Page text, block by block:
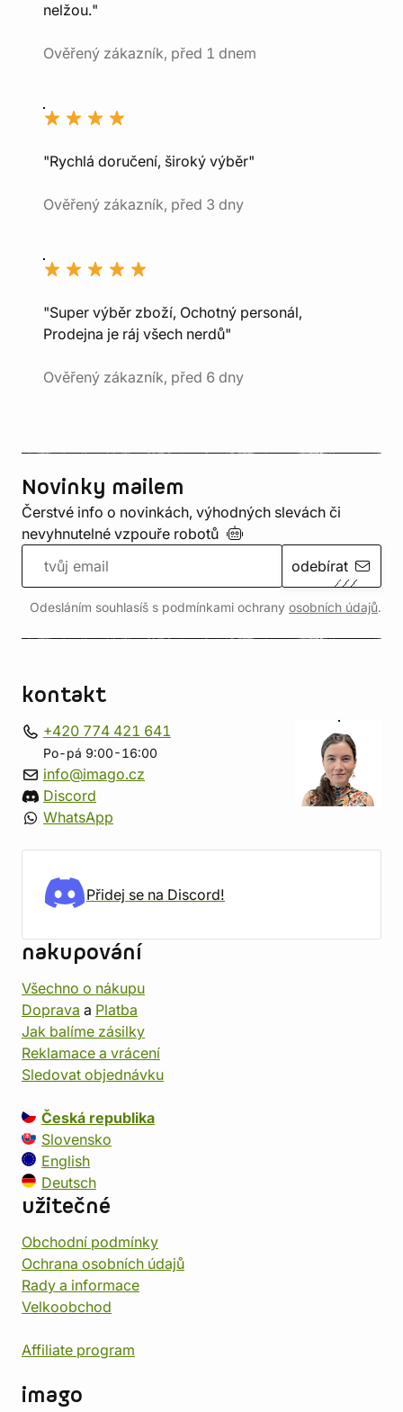
nelžou."
Ověřený zákazník, před 1 dnem
"Rychlá doručení, široký výběr"
Ověřený zákazník, před 3 dny
"Super výběr zboží, Ochotný personál,
Prodejna je ráj všech nerdů"
Ověřený zákazník, před 6 dny
Novinky mailem
Čerstvé info o novinkách, výhodných slevách či
nevyhnutelné vzpouře robotů
odebírat
Odesláním souhlasíš s podmínkami ochrany osobních údajů.
kontakt
+420 774 421 641
Po-pá 9:00-16:00
info@imago.cz
Discord
WhatsApp
Přidej se na Discord!
nakupování
Všechno o nákupu
Doprava a Platba
Jak balíme zásilky
Reklamace a vrácení
Sledovat objednávku
Česká republika
Slovensko
English
Deutsch
užitečné
Obchodní podmínky
Ochrana osobních údajů
Rady a informace
Velkoobchod
Affiliate program
imago